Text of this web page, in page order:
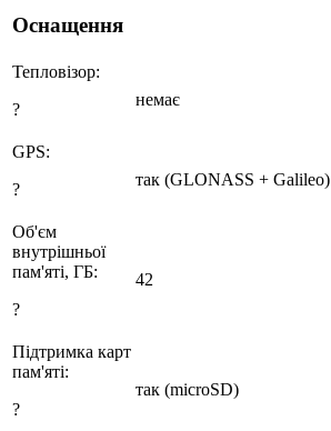
Оснащення
Тепловізор:
?
немає
GPS:
?
так (GLONASS + Galileo)
Об'єм
внутрішньої
пам'яті, ГБ:
?
42
Підтримка карт
пам'яті:
?
так (microSD)